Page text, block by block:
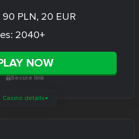
90 PLN, 20 EUR
2040+
NOW
Secure link
Casino details